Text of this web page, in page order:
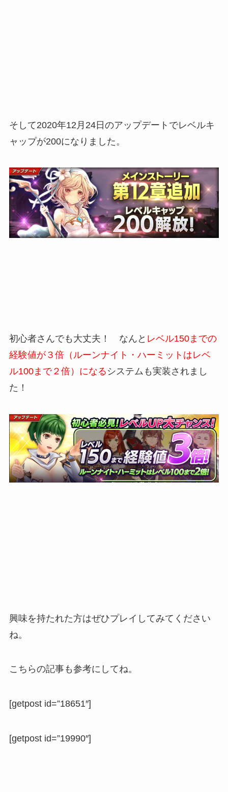
そして2020年12月24日のアップデートでレベルキ
ャップが200になりました。
初心者さんでも大丈夫！ なんと レベル150までの
経験値が３倍（ルーンナイト・ハーミットはレベ
ル100まで２倍）になる システムも実装されまし
た！
興味を持たれた方はぜひプレイしてみてください
ね。
こちらの記事も参考にしてね。
[getpost id=”18651″]
[getpost id=”19990″]